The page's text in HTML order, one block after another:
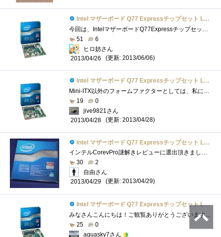
Intel マザーボード Q77 Expressチップセット LGA1155 BOXDQ77MK 【Micro-ATX】
今回は、IntelマザーボードQ77ExpressチップセットLGA1155BOXDQ77MK【Micro-ATX】のレビューです。外見大きさ比較ケース入りDVD-R、4枚分でした。Micro-ATXサイ�...
51
6
ヒロ妨さん
2013/04/26
(更新: 2013/06/06)
Intel マザーボード Q77 Expressチップセット LGA1155 BOXDQ77MK 【Micro-ATX】
Mini-ITX以外のフォームファクターとしては、私にとってかなり久しぶりとなるIntel純正マザーボードです。以前使ったのは確かOR840まで遡ると思い�...
19
0
jive9821さん
2013/04/28
(更新: 2013/04/28)
Intel マザーボード Q77 Expressチップセット LGA1155 BOXDQ77MK 【Micro-ATX】
インテルCorevPro謎解きレビューに選出頂きました。謎解きレビューが難航中なので、パーツのレビューを書いて現実逃避中です(^^ゞさて、今回レビ...
30
2
自由さん
2013/04/29
(更新: 2013/04/29)
Intel マザーボード Q77 Expressチップセット LGA1155 BOXDQ77MK 【Micro-ATX】
みなさんこんにちは！ご観覧ありがとうございます！今回は、「Q77ExpressLGA1155チップセットIntelDQ77MK」をご紹介します。 ・こいつとの運命的な出�...
25
0
aquasky7さん